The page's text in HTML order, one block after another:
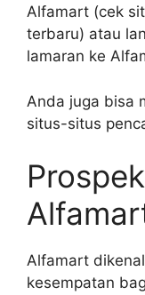
Alfamart (cek
terbaru) atau
lamaran ke
Anda juga bisa
situs-situs
Alfamart
kesempatan